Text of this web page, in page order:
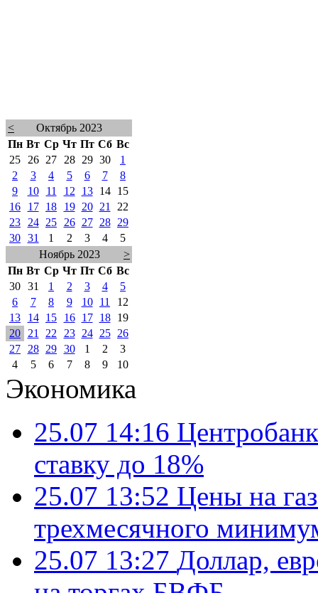
<
Октябрь 2023
Пн Вт Ср Чт Пт Сб Вс
25
26 27 28 29 30
1
2
3 4 5 6 7
8
9
10 11 12 13 14
15
16
17 18 19 20 21
22
23
24 25 26 27 28
29
30 31 1 2 3 4
5
Ноябрь 2023
>
Пн Вт Ср Чт Пт Сб Вс
30 31 1 2 3 4
5
6
7 8 9 10 11
12
13
14 15 16 17 18
19
20
21 22 23 24 25
26
27
28 29 30 1 2
3
4
5 6 7 8 9 10
Экономика
25.07 14:16
ставку до 18%
25.07 13:52 Цены на
трехмесячного
25.07 13:27 Доллар,